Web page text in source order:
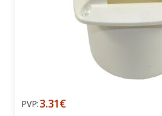
PVP: 3.31€